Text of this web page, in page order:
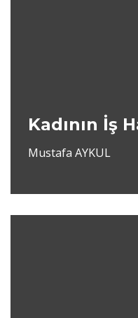
Kadının İş
Mustafa AYKUL